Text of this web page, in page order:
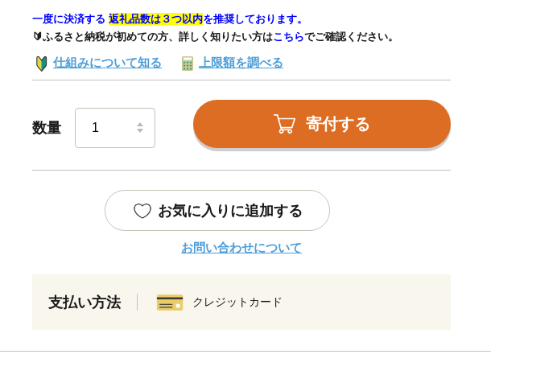
一度に決済する 返礼品数は３つ以内を推奨しております。
🔰ふるさと納税が初めての方、詳しく知りたい方はこちらでご確認ください。
仕組みについて知る 上限額を調べる
数量 寄付する
お気に入りに追加する
お問い合わせについて
支払い方法 クレジットカード